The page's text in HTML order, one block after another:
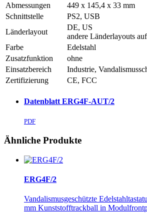
Abmessungen
449 x 145,4 x 33 mm
Schnittstelle
PS2, USB
Länderlayout
DE, US
andere Länderlayouts
Farbe
Edelstahl
Zusatzfunktion
ohne
Einsatzbereich
Industrie,
Zertifizierung
CE, FCC
Datenblatt ERG4F-AUT/2
PDF
Ähnliche Produkte
ERG4F/2
Vandalismusgeschützte
mm Kunststofftrackball in